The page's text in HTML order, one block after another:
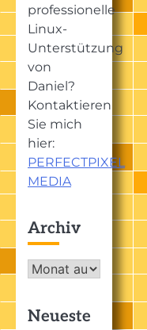
professionelle
Linux-
Unterstützung
von
Daniel?
Kontaktieren
Sie mich
hier:
PERFECTPIXEL
MEDIA
Archiv
Archiv
Neueste